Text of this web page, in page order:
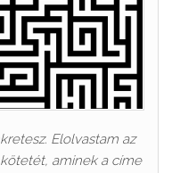
Elolvastam az
aminek a címe